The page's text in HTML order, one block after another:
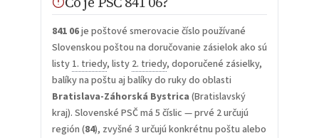
841 06je poštové smerovacie číslo používané
Slovenskou poštou na doručovanie zásielok ako sú
listy 1. triedy, listy 2. triedy, doporučené zásielky,
balíky na poštu aj balíky do ruky do oblasti
Bratislava-Záhorská Bystrica (Bratislavský
kraj). Slovenské PSČ má 5 číslic — prvé 2 určujú
región (84), zvyšné 3 určujú konkrétnu poštu alebo